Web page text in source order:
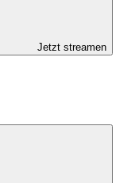
Jetzt streamen